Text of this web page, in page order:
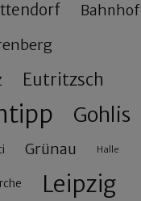
Bahnhof
Eutritzsch
Gohlis
Grünau Halle
Leipzig